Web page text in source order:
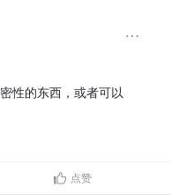
性的东西，或者可以
点赞